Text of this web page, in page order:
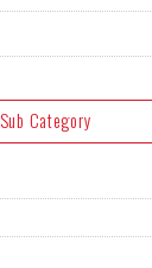
Sub Category